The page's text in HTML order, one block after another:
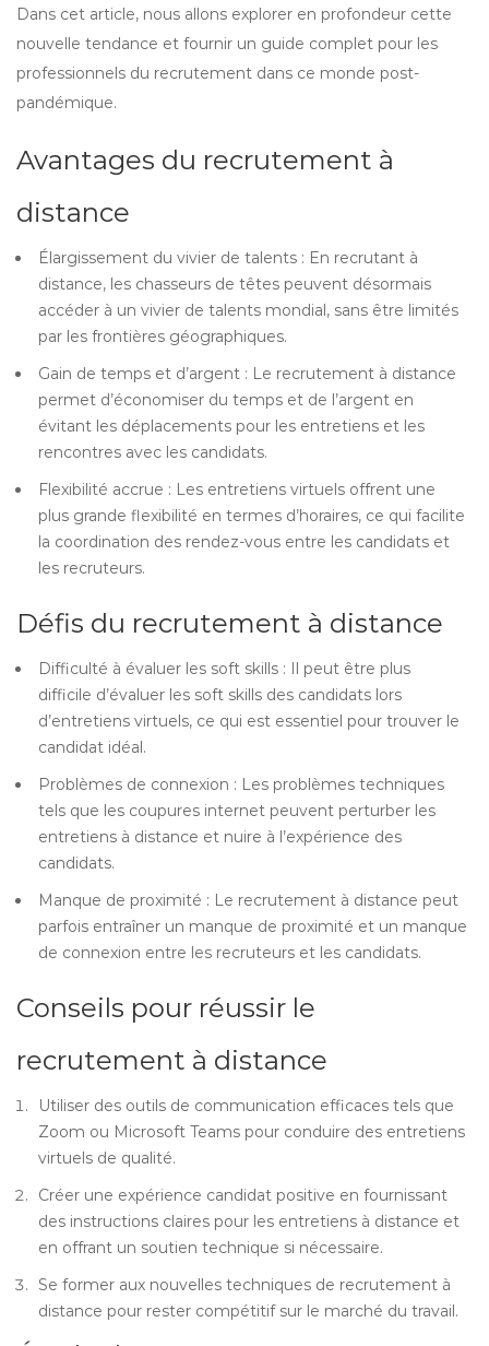
Dans cet article, nous allons explorer en profondeur cette
nouvelle tendance et fournir un guide complet pour les
professionnels du recrutement dans ce monde post-
pandémique.
Avantages du recrutement à
distance
Élargissement du vivier de talents : En recrutant à
distance, les chasseurs de têtes peuvent désormais
accéder à un vivier de talents mondial, sans être limités
par les frontières géographiques.
Gain de temps et d’argent : Le recrutement à distance
permet d’économiser du temps et de l’argent en
évitant les déplacements pour les entretiens et les
rencontres avec les candidats.
Flexibilité accrue : Les entretiens virtuels offrent une
plus grande flexibilité en termes d’horaires, ce qui facilite
la coordination des rendez-vous entre les candidats et
les recruteurs.
Défis du recrutement à distance
Difficulté à évaluer les soft skills : Il peut être plus
difficile d’évaluer les soft skills des candidats lors
d’entretiens virtuels, ce qui est essentiel pour trouver le
candidat idéal.
Problèmes de connexion : Les problèmes techniques
tels que les coupures internet peuvent perturber les
entretiens à distance et nuire à l’expérience des
candidats.
Manque de proximité : Le recrutement à distance peut
parfois entraîner un manque de proximité et un manque
de connexion entre les recruteurs et les candidats.
Conseils pour réussir le
recrutement à distance
Utiliser des outils de communication efficaces tels que
Zoom ou Microsoft Teams pour conduire des entretiens
virtuels de qualité.
Créer une expérience candidat positive en fournissant
des instructions claires pour les entretiens à distance et
en offrant un soutien technique si nécessaire.
Se former aux nouvelles techniques de recrutement à
distance pour rester compétitif sur le marché du travail.